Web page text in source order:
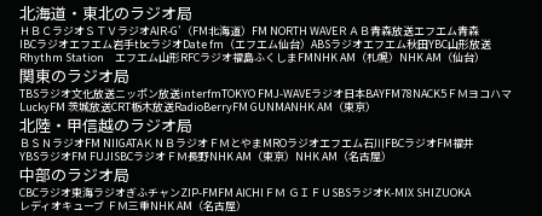
北海道・東北のラジオ局
ＨＢＣラジオＳＴＶラジオAIR-G'（FM北海道） FM NORTH WAVEＲＡＢ青森放送エフエム青森
IBCラジオエフエム岩手tbcラジオDate fm（エフエム仙台） ABSラジオエフエム秋田YBC山形放送
Rhythm Station エフエム山形RFCラジオ福島ふくしまFMNHK AM（札幌） NHK AM（仙台）
関東のラジオ局
TBSラジオ文化放送ニッポン放送interfmTOKYO FMJ-WAVEラジオ日本BAYFM78NACK5 ＦＭヨコハマ
LuckyFM 茨城放送CRT栃木放送RadioBerryFM GUNMANHK AM（東京）
北陸・甲信越のラジオ局
ＢＳＮラジオFM NIIGATAＫＮＢラジオ ＦＭとやまMROラジオエフエム石川FBCラジオFM福井
YBSラジオFM FUJISBCラジオ ＦＭ長野NHK AM（東京） NHK AM（名古屋）
中部のラジオ局
CBCラジオ東海ラジオぎふチャンZIP-FMFM AICHI ＦＭ ＧＩＦＵ SBSラジオK-MIX SHIZUOKA
レディオキューブ ＦＭ三重NHK AM（名古屋）